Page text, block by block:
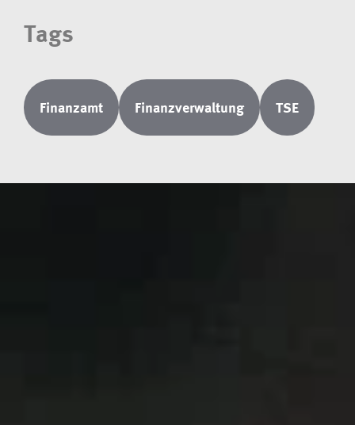
Tags
Finanzamt Finanzverwaltung TSE